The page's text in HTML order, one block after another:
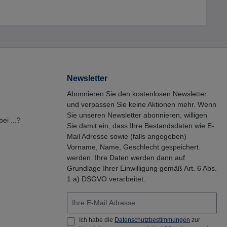
...?
Newsletter
Abonnieren Sie den kostenlosen Newsletter
und verpassen Sie keine Aktionen mehr. Wenn
Sie unseren Newsletter abonnieren, willigen
Sie damit ein, dass Ihre Bestandsdaten wie E-
Mail Adresse sowie (falls angegeben)
Vorname, Name, Geschlecht gespeichert
werden. Ihre Daten werden dann auf
Grundlage Ihrer Einwilligung gemäß Art. 6 Abs.
1 a) DSGVO verarbeitet.
Ich habe die Datenschutzbestimmungen zur